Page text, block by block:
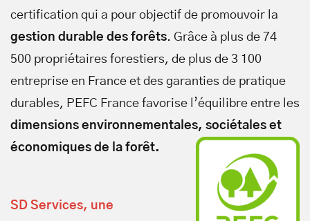
certification qui a pour objectif de promouvoir la
gestion durable des forêts. Grâce à plus de 74
500 propriétaires forestiers, de plus de 3 100
entreprise en France et des garanties de pratique
durables, PEFC France favorise l’équilibre entre les
dimensions environnementales, sociétales et
économiques de la forêt.
SD Services, une